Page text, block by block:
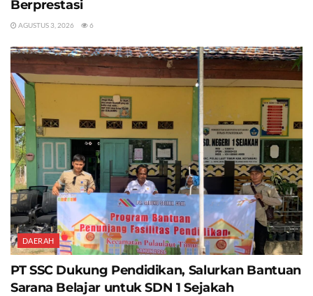
Berprestasi
AGUSTUS 3, 2026 6
DAERAH
PT SSC Dukung Pendidikan, Salurkan Bantuan
Sarana Belajar untuk SDN 1 Sejakah